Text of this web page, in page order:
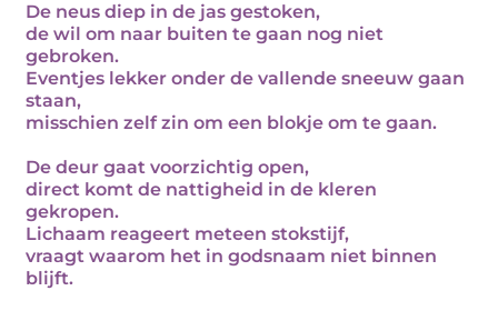
De neus diep in de jas gestoken,
de wil om naar buiten te gaan nog niet
gebroken.
Eventjes lekker onder de vallende sneeuw gaan
staan,
misschien zelf zin om een blokje om te gaan.
De deur gaat voorzichtig open,
direct komt de nattigheid in de kleren
gekropen.
Lichaam reageert meteen stokstijf,
vraagt waarom het in godsnaam niet binnen
blijft.